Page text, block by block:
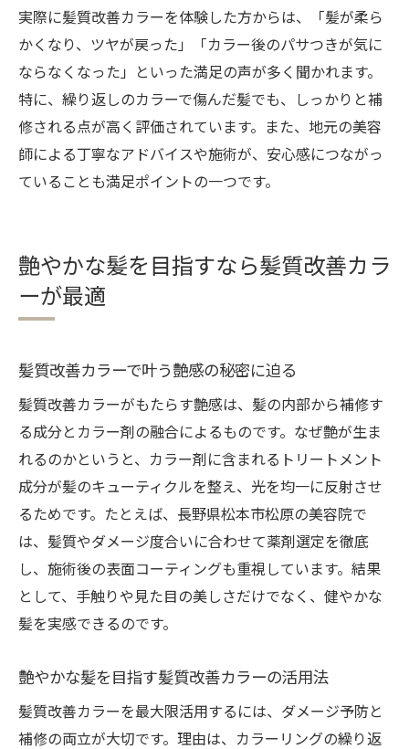
実際に髪質改善カラーを体験した方からは、「髪が柔ら
かくなり、ツヤが戻った」「カラー後のパサつきが気に
ならなくなった」といった満足の声が多く聞かれます。
特に、繰り返しのカラーで傷んだ髪でも、しっかりと補
修される点が高く評価されています。また、地元の美容
師による丁寧なアドバイスや施術が、安心感につながっ
ていることも満足ポイントの一つです。
艶やかな髪を目指すなら髪質改善カラ
ーが最適
髪質改善カラーで叶う艶感の秘密に迫る
髪質改善カラーがもたらす艶感は、髪の内部から補修す
る成分とカラー剤の融合によるものです。なぜ艶が生ま
れるのかというと、カラー剤に含まれるトリートメント
成分が髪のキューティクルを整え、光を均一に反射させ
るためです。たとえば、長野県松本市松原の美容院で
は、髪質やダメージ度合いに合わせて薬剤選定を徹底
し、施術後の表面コーティングも重視しています。結果
として、手触りや見た目の美しさだけでなく、健やかな
髪を実感できるのです。
艶やかな髪を目指す髪質改善カラーの活用法
髪質改善カラーを最大限活用するには、ダメージ予防と
補修の両立が大切です。理由は、カラーリングの繰り返